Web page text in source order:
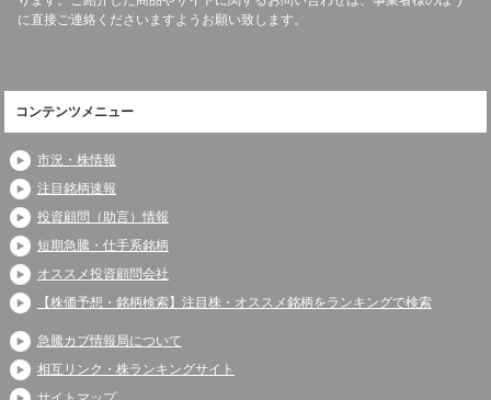
に直接ご連絡くださいますようお願い致します。
コンテンツメニュー
市況・株情報
注目銘柄速報
投資顧問（助言）情報
短期急騰・仕手系銘柄
オススメ投資顧問会社
【株価予想・銘柄検索】注目株・オススメ銘柄をランキングで検索
急騰カブ情報局について
相互リンク・株ランキングサイト